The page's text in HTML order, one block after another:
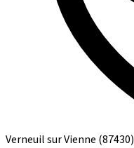
Verneuil sur Vienne (87430)